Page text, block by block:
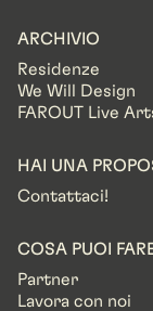
ARCHIVIO
Residenze
We Will Design
FAROUT Live
HAI UNA
Contattaci!
COSA PUOI
Partner
Lavora con noi